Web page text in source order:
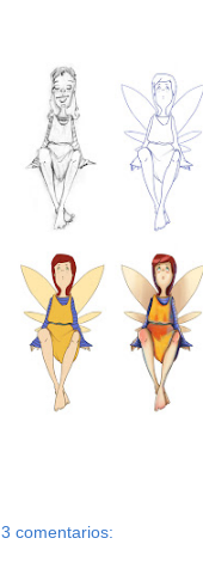
3 comentarios: